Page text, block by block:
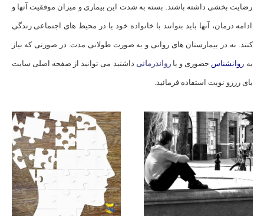
رضایت بخشی داشته باشند. بسته به شدت این بیماری و میزان موفقیت آنها و
ادامه درمان، آنها باید بتوانند با خانواده خود یا در محیط های اجتماعی زندگی
کنند. نه در بیمارستان های روانی و به صورت طولانی مدت. در صورتی که نیاز
به روانشناس حضوری و یارواندرمانی داشتید می توانید از صفحه اصلی سایت
بای رزرو نوبت استفاده فرمائید.